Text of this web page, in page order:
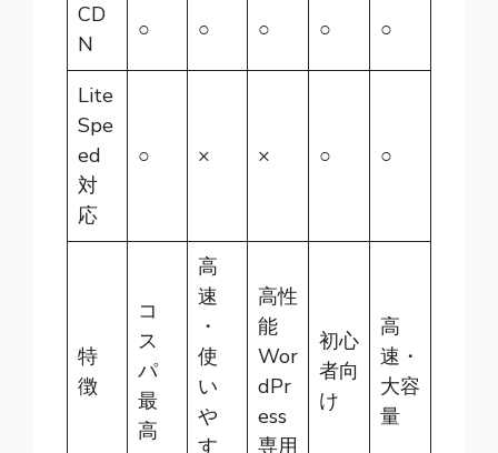
CD
N
○ ○ ○ ○ ○
Lite
Spe
ed
対
応
○ × × ○ ○
特
徴
コ
ス
パ
最
高
高
速
・
使
い
や
す
高性
能
Wor
dPr
ess
専用
初心
者向
け
高
速・
大容
量